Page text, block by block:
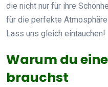
die nicht nur für ihre
für die perfekte Atmosphäre
Lass uns gleich eintauchen!
Warum du
brauchst